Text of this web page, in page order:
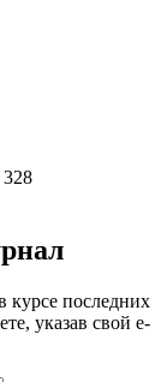
328
последних
указав свой e-